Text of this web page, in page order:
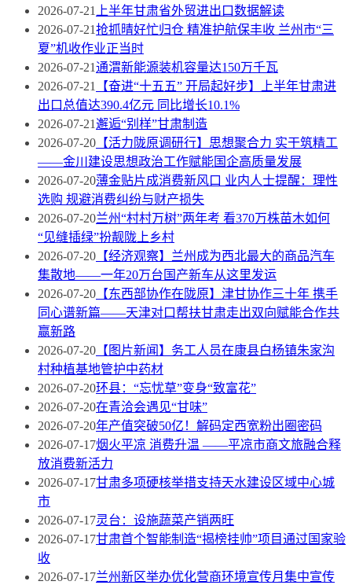
2026-07-21上半年甘肃省外贸进出口数据解读
2026-07-21抢抓晴好忙归仓 精准护航保丰收 兰州市“三
夏”机收作业正当时
2026-07-21通渭新能源装机容量达150万千瓦
2026-07-21 【奋进“十五五” 开局起好步】上半年甘肃进
出口总值达390.4亿元 同比增长10.1%
2026-07-21邂逅“别样”甘肃制造
2026-07-20 【活力陇原调研行】思想聚合力 实干筑精工
——金川建设思想政治工作赋能国企高质量发展
2026-07-20薄金贴片成消费新风口 业内人士提醒：理性
选购 规避消费纠纷与财产损失
2026-07-20兰州“村村万树”两年考 看370万株苗木如何
“见缝插绿”扮靓陇上乡村
2026-07-20 【经济观察】兰州成为西北最大的商品汽车
集散地——一年20万台国产新车从这里发运
2026-07-20 【东西部协作在陇原】津甘协作三十年 携手
同心谱新篇——天津对口帮扶甘肃走出双向赋能合作共
赢新路
2026-07-20 【图片新闻】务工人员在康县白杨镇朱家沟
村种植基地管护中药材
2026-07-20环县：“忘忧草”变身“致富花”
2026-07-20在青洽会遇见“甘味”
2026-07-20年产值突破50亿！解码定西宽粉出圈密码
2026-07-17烟火平凉 消费升温 ——平凉市商文旅融合释
放消费新活力
2026-07-17甘肃多项硬核举措支持天水建设区域中心城
市
2026-07-17灵台：设施蔬菜产销两旺
2026-07-17甘肃首个智能制造“揭榜挂帅”项目通过国家验
收
2026-07-17兰州新区举办优化营商环境宣传月集中宣传